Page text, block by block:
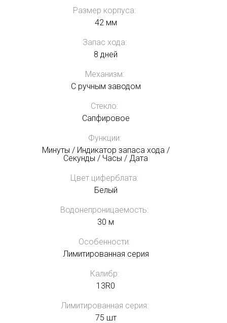
Размер корпуса:
42 мм
Запас хода:
8 дней
Механизм:
С ручным заводом
Стекло:
Сапфировое
Функции:
Минуты / Индикатор запаса хода /
Секунды / Часы / Дата
Цвет циферблата:
Белый
Водонепроницаемость:
30 м
Особенности:
Лимитированная серия
Калибр:
13R0
Лимитированная серия:
75 шт